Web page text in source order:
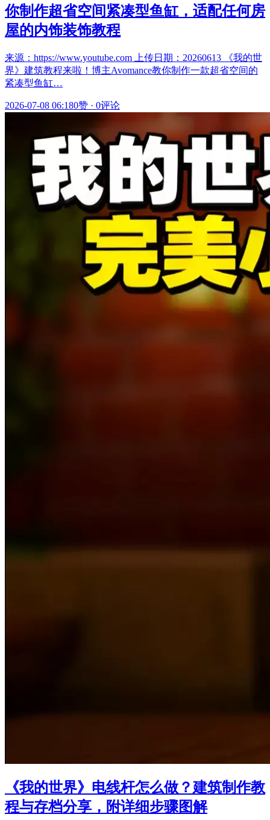
你制作超省空间紧凑型鱼缸，适配任何房
屋的内饰装饰教程
来源：https://www.youtube.com 上传日期：20260613 《我的世
界》建筑教程来啦！博主Avomance教你制作一款超省空间的
紧凑型鱼缸…
2026-07-08 06:180赞 · 0评论
《我的世界》电线杆怎么做？建筑制作教
程与存档分享，附详细步骤图解